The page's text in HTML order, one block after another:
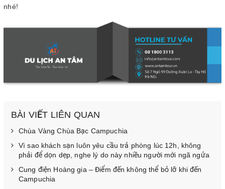
nhé!
BÀI VIẾT LIÊN QUAN
Chùa Vàng Chùa Bạc Campuchia
Vì sao khách sạn luôn yêu cầu trả phòng lúc 12h, không
phải để dọn dẹp, nghe lý do này nhiều người mới ngã ngửa
Cung điện Hoàng gia – Điểm đến không thể bỏ lỡ khi đến
Campuchia